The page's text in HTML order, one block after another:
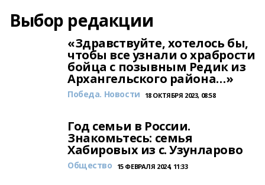
Выбор редакции
«Здравствуйте, хотелось бы,
чтобы все узнали о храбрости
бойца с позывным Редик из
Архангельского района…»
Победа. Новости 18 ОКТЯБРЯ 2023, 08:58
Год семьи в России.
Знакомьтесь: семья
Хабировых из с. Узунларово
Общество 15 ФЕВРАЛЯ 2024, 11:33